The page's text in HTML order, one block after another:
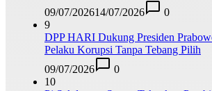
09/07/202614/07/2026
0
9
DPP HARI Dukung Presiden
Pelaku Korupsi Tanpa Tebang Pilih
09/07/2026
0
10